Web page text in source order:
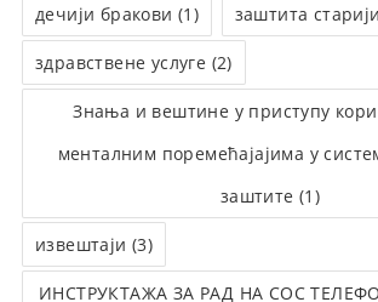
дечији бракови (1) заштита
здравствене услуге (2)
Знања и вештине у приступу
менталним поремећајајима у
заштите (1)
извештаји (3)
ИНСТРУКТАЖА ЗА РАД НА СОС